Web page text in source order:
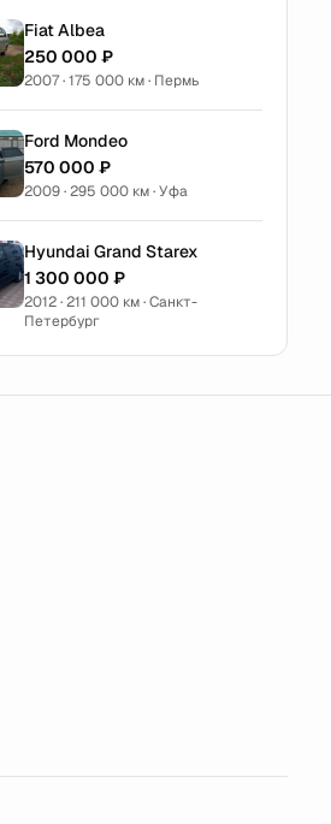
Fiat Albea
250 000 ₽
2007 · 175 000 км · Пермь
Ford Mondeo
570 000 ₽
2009 · 295 000 км · Уфа
Hyundai Grand Starex
1 300 000 ₽
2012 · 211 000 км · Санкт-
Петербург